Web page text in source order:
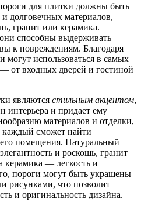
для плитки должны быть
долговечных материалов,
гранит или керамика.
способны выдерживать
к повреждениям. Благодаря
могут использоваться в самых
от входных дверей и гостиной
являются стильным акцентом,
интерьера и придает ему
материалов и отделки,
сможет найти
помещения. Натуральный
и роскошь, гранит
керамика — легкость и
пороги могут быть украшены
рисунками, что позволит
и оригинальность дизайна.